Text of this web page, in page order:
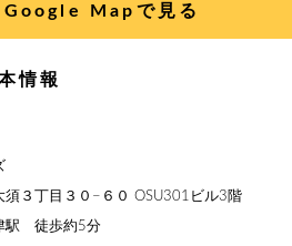
Google Mapで見る
情報
３丁目３０−６０ OSU301ビル3階
駅 徒歩約5分